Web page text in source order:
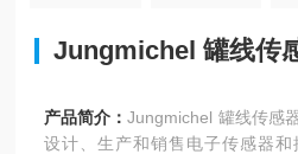
Jungmichel 罐线传
产品简介：Jungmichel 罐线传感
设计、生产和销售电子传感器和